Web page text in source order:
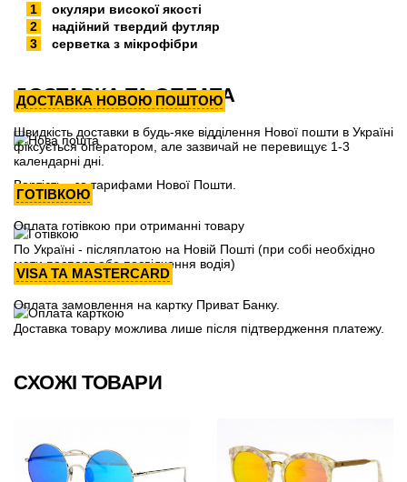
окуляри високої якості
надійний твердий футляр
серветка з мікрофібри
ДОСТАВКА ТА ОПЛАТА
ДОСТАВКА НОВОЮ ПОШТОЮ
Швидкість доставки в будь-яке відділення Нової пошти в Україні
фіксується оператором, але зазвичай не перевищує 1-3
календарні дні.
Вартість - за тарифами Нової Пошти.
ГОТІВКОЮ
Оплата готівкою при отриманні товару
По Україні - післяплатою на Новій Пошті (при собі необхідно
мати паспорт або посвідчення водія)
VISA ТА MASTERCARD
Оплата замовлення на картку Приват Банку.
Доставка товару можлива лише після підтвердження платежу.
СХОЖІ ТОВАРИ